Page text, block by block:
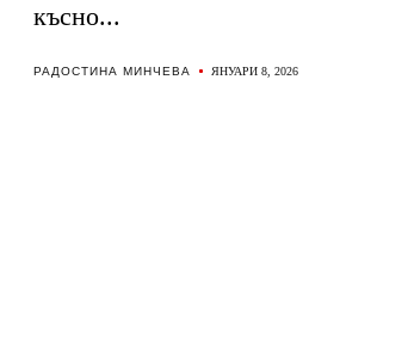
късно...
РАДОСТИНА МИНЧЕВА ЯНУАРИ 8, 2026